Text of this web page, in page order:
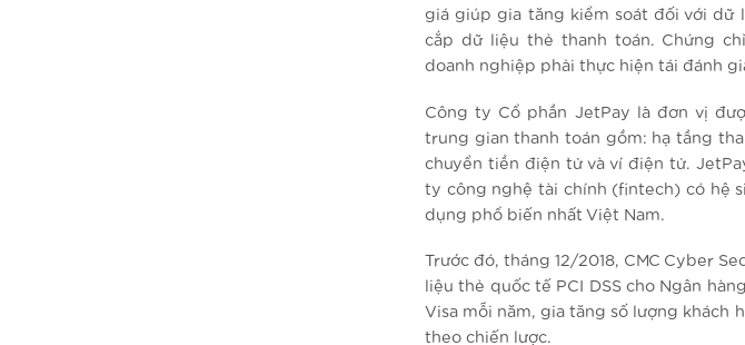
giá giúp gia tăng kiểm soát đối với dữ
cắp dữ liệu thẻ thanh toán. Chứng
doanh nghiệp phải thực hiện tái đánh
Công ty Cổ phần JetPay là đơn vị
trung gian thanh toán gồm: hạ tầng
chuyển tiền điện tử và ví điện tử.
ty công nghệ tài chính (fintech) có hệ
dụng phổ biến nhất Việt Nam.
Trước đó, tháng 12/2018, CMC Cyber
liệu thẻ quốc tế PCI DSS cho Ngân
Visa mỗi năm, gia tăng số lượng khách
theo chiến lược.